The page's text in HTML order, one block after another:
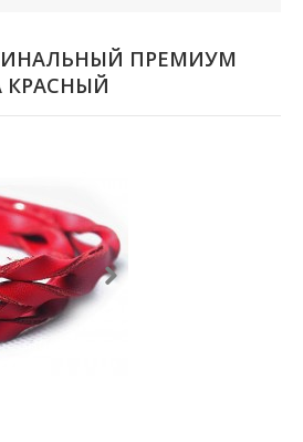
ПРЕМИУМ
КРАСНЫЙ